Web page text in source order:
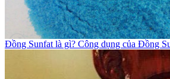
Đồng Sunfat là gì? Công dụng của Đồng